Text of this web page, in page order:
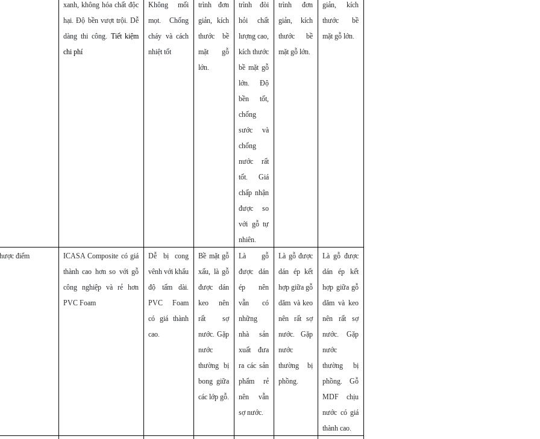
xanh, không hóa chất độc
hại. Độ bền vượt trội. Dễ
dàng thi công. Tiết kiệm
chi phí
Không mối
mọt. Chống
cháy và cách
nhiệt tốt
trình đơn
giản, kích
thước bề
mặt gỗ
lớn.
trình đòi
hỏi chất
lượng cao,
kích thước
bề mặt gỗ
lớn. Độ
bền tốt,
chống
sước và
chống
nước rất
tốt. Giá
chấp nhận
được so
với gỗ tự
nhiên.
trình đơn
giản, kích
thước bề
mặt gỗ lớn.
giản, kích
thước bề
mặt gỗ lớn.
điểm
ICASA Composite có giá
thành cao hơn so với gỗ
công nghiệp và rẻ hơn
PVC Foam
Dễ bị cong
vênh với khẩu
độ tấm dài.
PVC Foam
có giá thành
cao.
Bề mặt gỗ
xấu, là gỗ
được dán
keo nên
rất sợ
nước. Gặp
nước
thường bị
bong giữa
các lớp gỗ.
Là gỗ
được dán
ép nên
vẫn có
những
nhà sản
xuất đưa
ra các sản
phẩm rẻ
nên vẫn
sợ nước.
Là gỗ được
dán ép kết
hợp giữa gỗ
dăm và keo
nên rất sợ
nước. Gặp
nước
thường bị
phồng.
Là gỗ được
dán ép kết
hợp giữa gỗ
dăm và keo
nên rất sợ
nước. Gặp
nước
thường bị
phồng. Gỗ
MDF chịu
nước có giá
thành cao.